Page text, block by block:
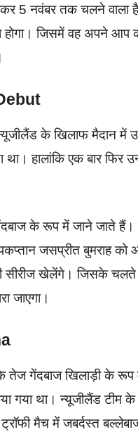
5 नवंबर तक चलने
जिसमें वह अपने आप
के खिलाफ मैदान
हालांकि एक बार फिर
के रूप में जाने जाते
जसप्रीत बुमराह
खेलेंगे। जिसके चलते
जाएगा।
तेज गेंदबाज खिलाड़ी के
गया था। न्यूजीलैंड टीम
मैच में जबर्दस्त